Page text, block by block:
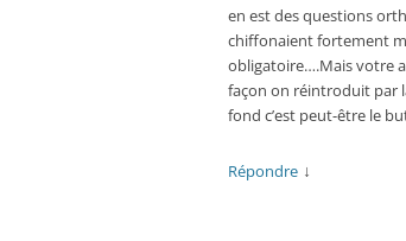
en est des questions
chiffonaient fortement
obligatoire….Mais votre
façon on réintroduit par
fond c’est peut-être le
Répondre ↓